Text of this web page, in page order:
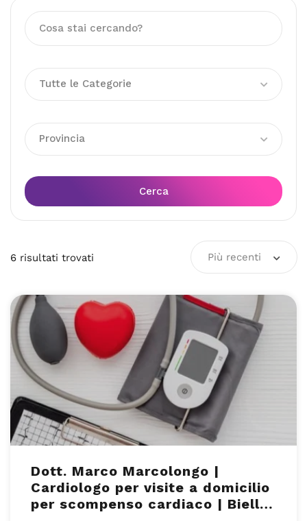
Tutte le Categorie
Provincia
Cerca
6 risultati trovati Più recenti
Dott. Marco Marcolongo |
Cardiologo per visite a domicilio
per scompenso cardiaco | Biella